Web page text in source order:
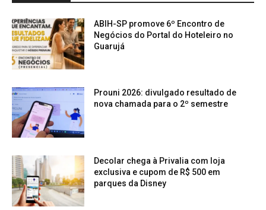
ABIH-SP promove 6º Encontro de
Negócios do Portal do Hoteleiro no
Guarujá
Prouni 2026: divulgado resultado de
nova chamada para o 2º semestre
Decolar chega à Privalia com loja
exclusiva e cupom de R$ 500 em
parques da Disney